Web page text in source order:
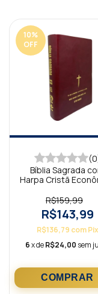
10%
OFF
Bíblia Sagrada
Harpa Cristã
(Salvação)
R$159,99
R$143,99
R$136,79 com Pix
6x deR$24,00 sem